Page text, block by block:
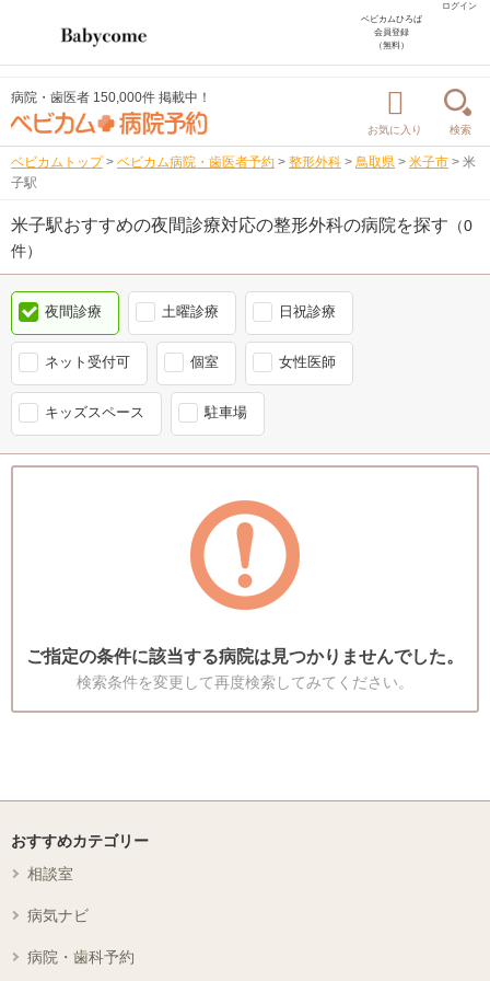
ログイン
ベビカムひろば
会員登録
（無料）
病院・歯医者 150,000件 掲載中！
お気に入り 検索
ベビカムトップ > ベビカム病院・歯医者予約 > 整形外科 > 鳥取県 > 米子市 > 米
子駅
米子駅おすすめの夜間診療対応の整形外科の病院を探す （0
件）
夜間診療 土曜診療 日祝診療
ネット受付可 個室 女性医師
キッズスペース 駐車場
ご指定の条件に該当する病院は見つかりませんでした。
検索条件を変更して再度検索してみてください。
おすすめカテゴリー
相談室
病気ナビ
病院・歯科予約